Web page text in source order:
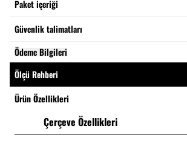
Paket içeriği
Güvenlik talimatları
Ödeme Bilgileri
Ölçü Rehberi
Ürün Özellikleri
Çerçeve Özellikleri